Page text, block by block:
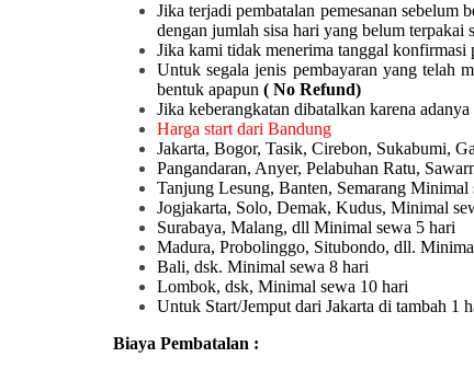
Jika terjadi pembatalan pemesanan
dengan jumlah sisa hari yang belum terpakai
Jika kami tidak menerima tanggal konfirmasi
Untuk segala jenis pembayaran yang telah
bentuk apapun ( No Refund)
Jika keberangkatan dibatalkan karena
Harga start dari Bandung
Jakarta, Bogor, Tasik, Cirebon, Sukabumi,
Pangandaran, Anyer, Pelabuhan Ratu,
Tanjung Lesung, Banten, Semarang Minimal
Jogjakarta, Solo, Demak, Kudus, Minimal
Surabaya, Malang, dll Minimal sewa 5 hari
Madura, Probolinggo, Situbondo, dll.
Bali, dsk. Minimal sewa 8 hari
Lombok, dsk, Minimal sewa 10 hari
Untuk Start/Jemput dari Jakarta di tambah 1
Biaya Pembatalan :